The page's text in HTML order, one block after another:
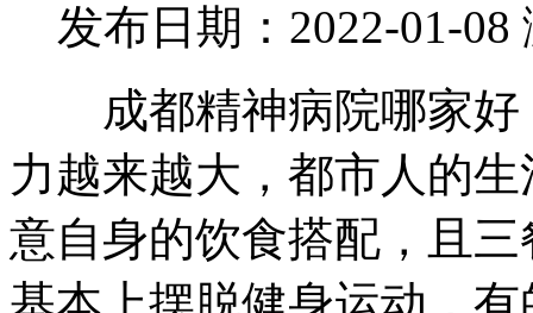
发布日期：2022-01-08
成都精神病院哪家好
力越来越大，都市人的
意自身的饮食搭配，且